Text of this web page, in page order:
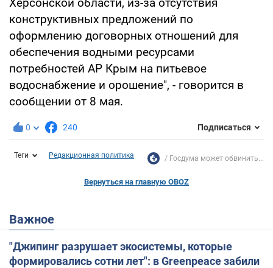
конструктивных предложений по
оформлению договорных отношений для
обеспечения водными ресурсами
потребностей АР Крым на питьевое
водоснабжение и орошение", - говорится в
сообщении от 8 мая.
0 240 Подписаться
Теги Редакционная политика Госдума может обвинить...
Вернуться на главную OBOZ
Важное
"Джипинг разрушает экосистемы, которые
формировались сотни лет": в Greenpeace забили